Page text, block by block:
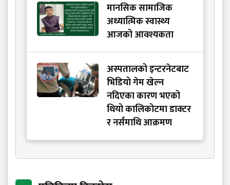
मानसिक सामाजिक
अध्यात्मिक स्वास्थ्य
आजको आवश्यकता
अस्पतालको इन्टरनेटबाट
भिडियो गेम खेल्न
नदिएका कारण भएको
थियो कालिकोटमा डाक्टर
र नर्समाथि आक्रमण